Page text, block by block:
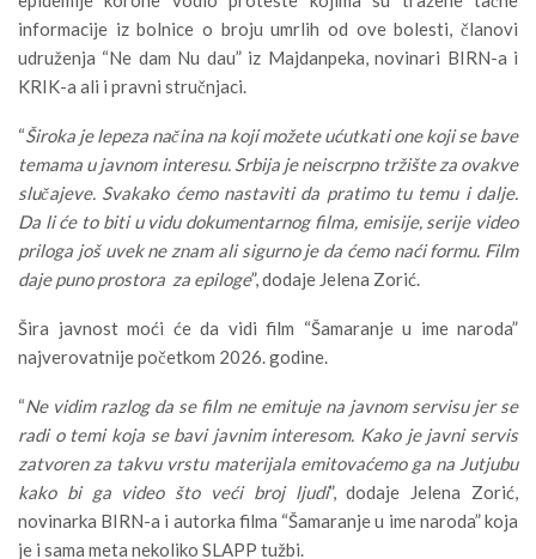
informacije iz bolnice o broju umrlih od ove bolesti, članovi
udruženja “Ne dam Nu dau” iz Majdanpeka, novinari BIRN-a i
KRIK-a ali i pravni stručnjaci.
“Široka je lepeza načina na koji možete ućutkati one koji se bave
temama u javnom interesu. Srbija je neiscrpno tržište za ovakve
slučajeve. Svakako ćemo nastaviti da pratimo tu temu i dalje.
Da li će to biti u vidu dokumentarnog filma, emisije, serije video
priloga još uvek ne znam ali sigurno je da ćemo naći formu. Film
daje puno prostora za epiloge”, dodaje Jelena Zorić.
Šira javnost moći će da vidi film “Šamaranje u ime naroda”
najverovatnije početkom 2026. godine.
“Ne vidim razlog da se film ne emituje na javnom servisu jer se
radi o temi koja se bavi javnim interesom. Kako je javni servis
zatvoren za takvu vrstu materijala emitovaćemo ga na Jutjubu
kako bi ga video što veći broj ljudi”, dodaje Jelena Zorić,
novinarka BIRN-a i autorka filma “Šamaranje u ime naroda” koja
je i sama meta nekoliko SLAPP tužbi.